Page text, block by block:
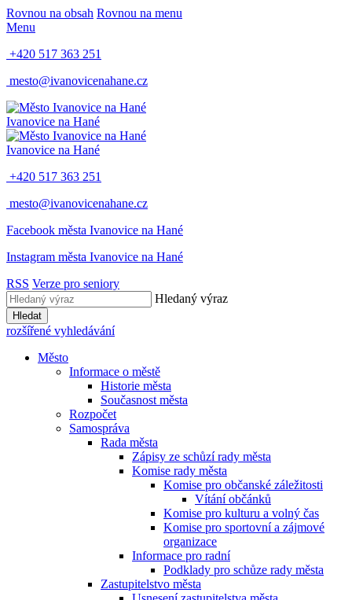
Rovnou na obsah Rovnou na menu
Menu
+420 517 363 251
mesto@ivanovicenahane.cz
Ivanovice na Hané
Ivanovice na Hané
+420 517 363 251
mesto@ivanovicenahane.cz
Facebook města Ivanovice na Hané
Instagram města Ivanovice na Hané
RSS Verze pro seniory
Hledaný výraz
Hledat
rozšířené vyhledávání
Město
Informace o městě
Historie města
Současnost města
Rozpočet
Samospráva
Rada města
Zápisy ze schůzí rady města
Komise rady města
Komise pro občanské záležitosti
Vítání občánků
Komise pro kulturu a volný čas
Komise pro sportovní a zájmové
organizace
Informace pro radní
Podklady pro schůze rady města
Zastupitelstvo města